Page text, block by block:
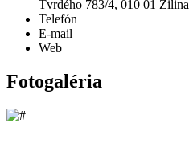
Tvrdého 783/4, 010 01 Žilina
Telefón
E-mail
Web
Fotogaléria